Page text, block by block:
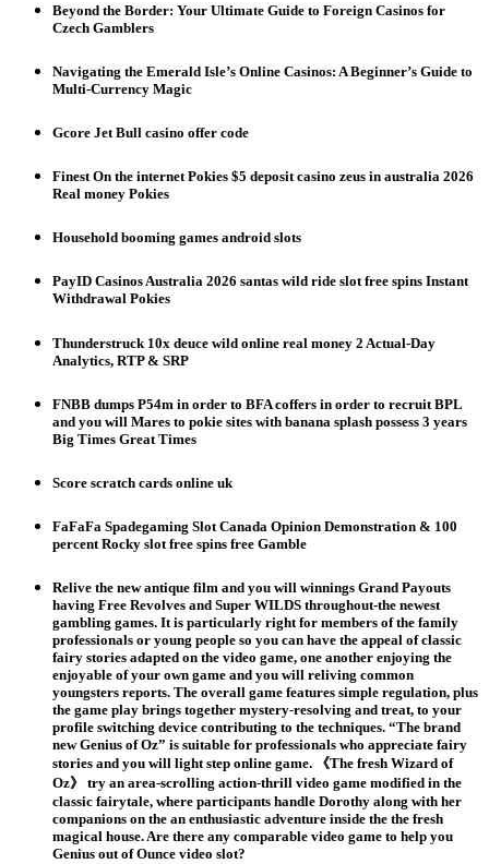
Beyond the Border: Your Ultimate Guide to Foreign Casinos for
Czech Gamblers
Navigating the Emerald Isle’s Online Casinos: A Beginner’s Guide to
Multi-Currency Magic
Gcore Jet Bull casino offer code
Finest On the internet Pokies $5 deposit casino zeus in australia 2026
Real money Pokies
Household booming games android slots
PayID Casinos Australia 2026 santas wild ride slot free spins Instant
Withdrawal Pokies
Thunderstruck 10x deuce wild online real money 2 Actual-Day
Analytics, RTP & SRP
FNBB dumps P54m in order to BFA coffers in order to recruit BPL
and you will Mares to pokie sites with banana splash possess 3 years
Big Times Great Times
Score scratch cards online uk
FaFaFa Spadegaming Slot Canada Opinion Demonstration & 100
percent Rocky slot free spins free Gamble
Relive the new antique film and you will winnings Grand Payouts
having Free Revolves and Super WILDS throughout-the newest
gambling games. It is particularly right for members of the family
professionals or young people so you can have the appeal of classic
fairy stories adapted on the video game, one another enjoying the
enjoyable of your own game and you will reliving common
youngsters reports. The overall game features simple regulation, plus
the game play brings together mystery-resolving and treat, to your
profile switching device contributing to the techniques. “The brand
new Genius of Oz” is suitable for professionals who appreciate fairy
stories and you will light step online game. 《The fresh Wizard of
Oz》 try an area-scrolling action-thrill video game modified in the
classic fairytale, where participants handle Dorothy along with her
companions on the an enthusiastic adventure inside the the fresh
magical house. Are there any comparable video game to help you
Genius out of Ounce video slot?